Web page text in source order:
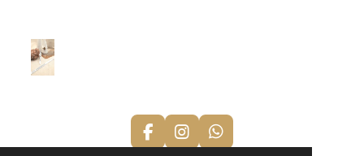
F
I
W